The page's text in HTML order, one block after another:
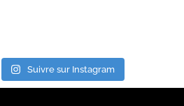
Suivre sur Instagram